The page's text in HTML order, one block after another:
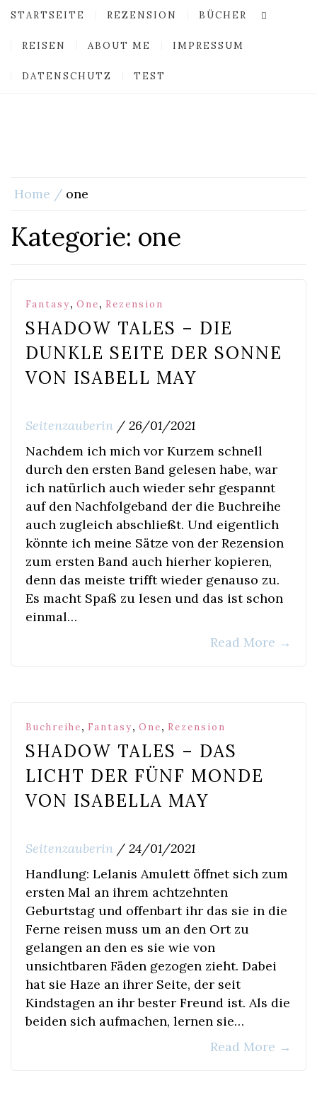
STARTSEITE REZENSION BÜCHER
REISEN ABOUT ME IMPRESSUM
DATENSCHUTZ TEST
Home one
Kategorie: one
Fantasy, One, Rezension
SHADOW TALES – DIE
DUNKLE SEITE DER SONNE
VON ISABELL MAY
Seitenzauberin / 26/01/2021
Nachdem ich mich vor Kurzem schnell
durch den ersten Band gelesen habe, war
ich natürlich auch wieder sehr gespannt
auf den Nachfolgeband der die Buchreihe
auch zugleich abschließt. Und eigentlich
könnte ich meine Sätze von der Rezension
zum ersten Band auch hierher kopieren,
denn das meiste trifft wieder genauso zu.
Es macht Spaß zu lesen und das ist schon
einmal…
Read More →
Buchreihe, Fantasy, One, Rezension
SHADOW TALES – DAS
LICHT DER FÜNF MONDE
VON ISABELLA MAY
Seitenzauberin / 24/01/2021
Handlung: Lelanis Amulett öffnet sich zum
ersten Mal an ihrem achtzehnten
Geburtstag und offenbart ihr das sie in die
Ferne reisen muss um an den Ort zu
gelangen an den es sie wie von
unsichtbaren Fäden gezogen zieht. Dabei
hat sie Haze an ihrer Seite, der seit
Kindstagen an ihr bester Freund ist. Als die
beiden sich aufmachen, lernen sie…
Read More →